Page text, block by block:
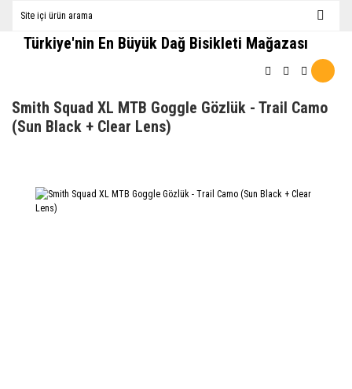
Türkiye'nin En Büyük Dağ Bisikleti Mağazası
Smith Squad XL MTB Goggle Gözlük - Trail Camo
(Sun Black + Clear Lens)